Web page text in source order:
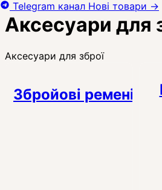
Аксесуари для
Аксесуари для зброї
Збройові ремені
Telegram канал Нові товари →